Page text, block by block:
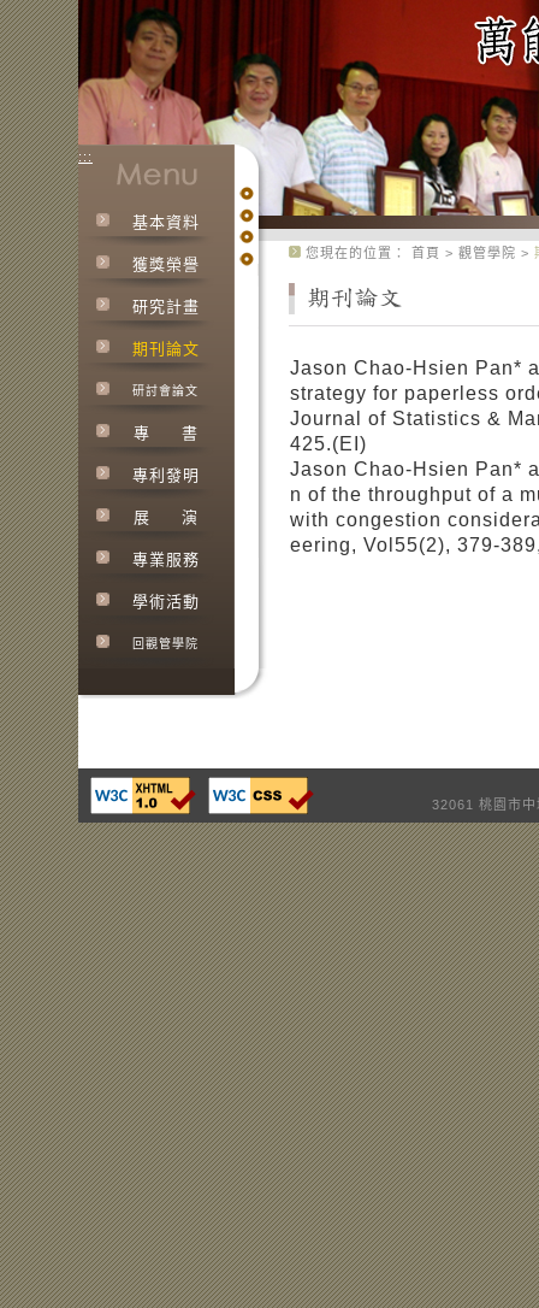
:::
基本資料
獲獎榮譽
研究計畫
期刊論文
研討會論文
專 書
專利發明
展 演
專業服務
學術活動
回觀管學院
您現在的位置： 首頁 > 觀管學院 >
Jason Chao-Hsien Pan*
strategy for paperless
Journal of Statistics &
425.(EI)
Jason Chao-Hsien Pan*
n of the throughput of a
with congestion
eering, Vol55(2), 379-
32061 桃園市